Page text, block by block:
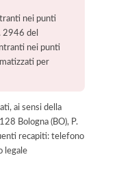
nei punti
2946 del
nei punti
per
ai sensi della
Bologna (BO), P.
recapiti: telefono
legale